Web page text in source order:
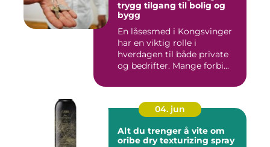
trygg tilgang til bolig og
bygg
En låsesmed i Kongsvinger
har en viktig rolle i
hverdagen til både private
og bedrifter. Mange forbi...
04. jun
Alt du trenger å vite om
oribe dry texturizing spray